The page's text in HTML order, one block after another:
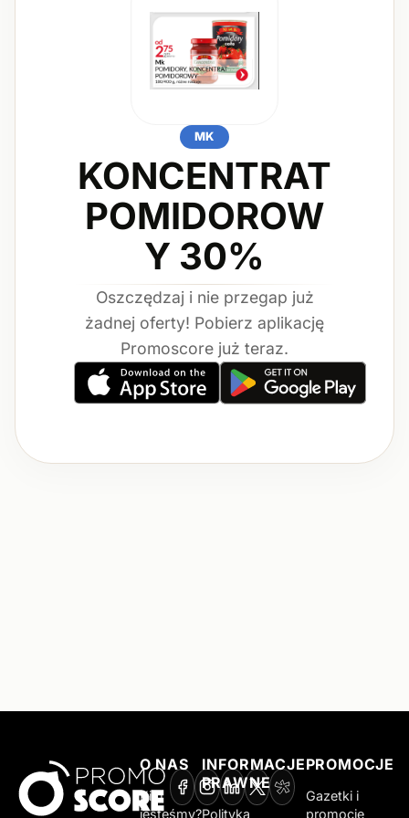
MK
KONCENTRAT
POMIDOROW
Y 30%
Oszczędzaj i nie przegap już
żadnej oferty! Pobierz aplikację
Promoscore już teraz.
O NAS
Kim
jesteśmy?
INFORMACJE
PRAWNE
Polityka
PROMOCJE
Gazetki i
promocje